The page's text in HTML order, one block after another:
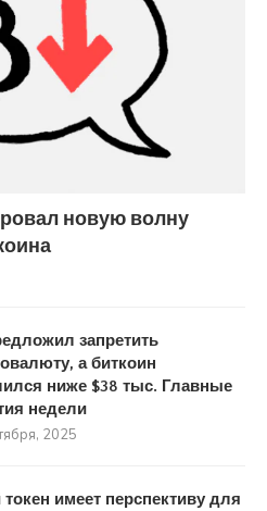
новую волну
запретить
а биткоин
ниже $38 тыс. Главные
недели
2025
токен имеет перспективу для